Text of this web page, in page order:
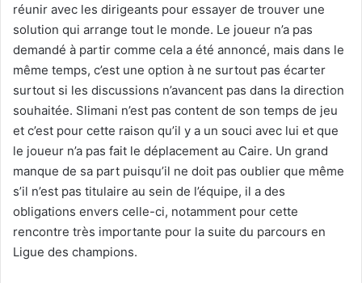
réunir avec les dirigeants pour essayer de trouver une
solution qui arrange tout le monde. Le joueur n’a pas
demandé à partir comme cela a été annoncé, mais dans le
même temps, c’est une option à ne surtout pas écarter
surtout si les discussions n’avancent pas dans la direction
souhaitée. Slimani n’est pas content de son temps de jeu
et c’est pour cette raison qu’il y a un souci avec lui et que
le joueur n’a pas fait le déplacement au Caire. Un grand
manque de sa part puisqu’il ne doit pas oublier que même
s’il n’est pas titulaire au sein de l’équipe, il a des
obligations envers celle-ci, notamment pour cette
rencontre très importante pour la suite du parcours en
Ligue des champions.